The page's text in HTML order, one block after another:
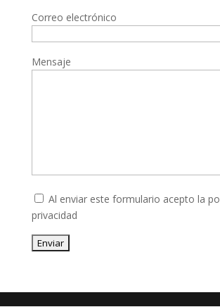
Correo electrónico
Mensaje
Al enviar este formulario acepto la
privacidad
Enviar